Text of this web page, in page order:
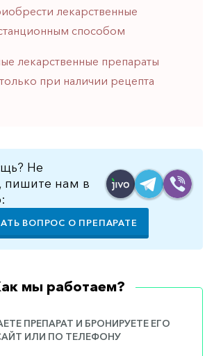
лекарственные
способом
лекарственные препараты
при наличии рецепта
Не
пишите нам в
ВОПРОС О ПРЕПАРАТЕ
мы работаем?
ПРЕПАРАТ И БРОНИРУЕТЕ ЕГО
ИЛИ ПО ТЕЛЕФОНУ